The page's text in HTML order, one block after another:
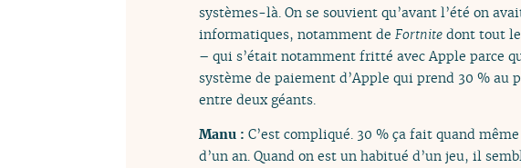
systèmes-là. On se souvient qu’avant l’été on
informatiques, notamment de Fortnite dont tout
– qui s’était notamment fritté avec Apple parce
système de paiement d’Apple qui prend 30 % au
entre deux géants.
Manu : C’est compliqué. 30 % ça fait quand
d’un an. Quand on est un habitué d’un jeu, il